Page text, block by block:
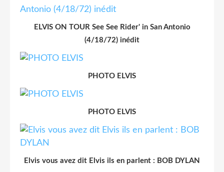
ELVIS ON TOUR See See Rider' in San Antonio
(4/18/72) inédit
PHOTO ELVIS
PHOTO ELVIS
Elvis vous avez dit Elvis ils en parlent : BOB DYLAN